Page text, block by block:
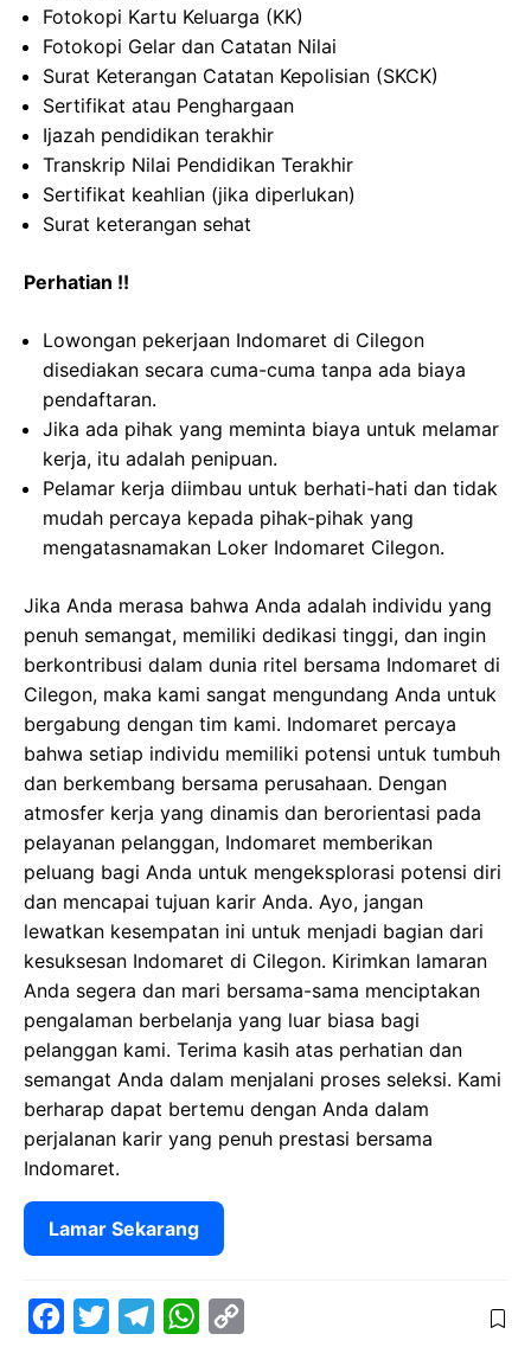
Fotokopi Kartu Keluarga (KK)
Fotokopi Gelar dan Catatan Nilai
Surat Keterangan Catatan Kepolisian (SKCK)
Sertifikat atau Penghargaan
Ijazah pendidikan terakhir
Transkrip Nilai Pendidikan Terakhir
Sertifikat keahlian (jika diperlukan)
Surat keterangan sehat
Perhatian !!
Lowongan pekerjaan Indomaret di Cilegon
disediakan secara cuma-cuma tanpa ada biaya
pendaftaran.
Jika ada pihak yang meminta biaya untuk melamar
kerja, itu adalah penipuan.
Pelamar kerja diimbau untuk berhati-hati dan tidak
mudah percaya kepada pihak-pihak yang
mengatasnamakan Loker Indomaret Cilegon.
Jika Anda merasa bahwa Anda adalah individu yang
penuh semangat, memiliki dedikasi tinggi, dan ingin
berkontribusi dalam dunia ritel bersama Indomaret di
Cilegon, maka kami sangat mengundang Anda untuk
bergabung dengan tim kami. Indomaret percaya
bahwa setiap individu memiliki potensi untuk tumbuh
dan berkembang bersama perusahaan. Dengan
atmosfer kerja yang dinamis dan berorientasi pada
pelayanan pelanggan, Indomaret memberikan
peluang bagi Anda untuk mengeksplorasi potensi diri
dan mencapai tujuan karir Anda. Ayo, jangan
lewatkan kesempatan ini untuk menjadi bagian dari
kesuksesan Indomaret di Cilegon. Kirimkan lamaran
Anda segera dan mari bersama-sama menciptakan
pengalaman berbelanja yang luar biasa bagi
pelanggan kami. Terima kasih atas perhatian dan
semangat Anda dalam menjalani proses seleksi. Kami
berharap dapat bertemu dengan Anda dalam
perjalanan karir yang penuh prestasi bersama
Indomaret.
Lamar Sekarang
W